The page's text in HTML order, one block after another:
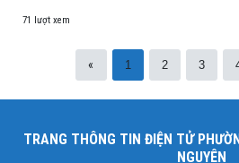
71 lượt xem
« 1 2 3
TRANG THÔNG TIN ĐIỆN TỬ
NGUYÊN